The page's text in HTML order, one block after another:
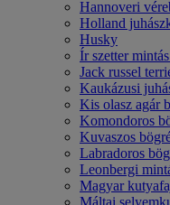
Hannoveri
Holland
Husky
Ír szetter
Jack russel
Kaukázusi
Kis olasz agár
Komondoros
Kuvaszos
Labradoros
Leonbergi
Magyar
Máltai